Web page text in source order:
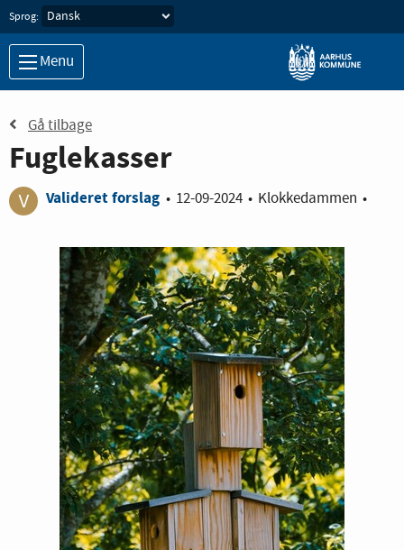
Sprog:
Menu
Gå tilbage
Fuglekasser
Valideret forslag • 12-09-2024 • Klokkedammen •